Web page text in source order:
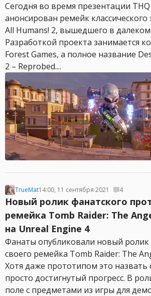
Сегодня во время презентации
анонсирован ремейк
All Humans! 2, вышедшего в далеком
Разработкой проекта занимается
Forest Games, а полное название
2 – Reprobed....
TrueMat14:00, 11 сентября 2021 4
Новый ролик фанатского
ремейка Tomb Raider: The
на Unreal Engine 4
Фанаты опубликовали новый
своего ремейка Tomb Raider: The
Хотя даже прототипом это назвать
просто достигнутый прогресс. В
поле с предметами из игры для